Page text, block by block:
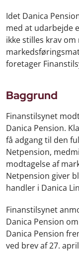
Idet Danica
med at udarbejde
ikke stilles krav
foretager
Baggrund
Finanstilsynet
Danica Pension.
få adgang til den
Netpension,
modtagelse af
Netpension giver
handler i Danica
Finanstilsynet
Danica Pension
Danica Pension
ved brev af 27.